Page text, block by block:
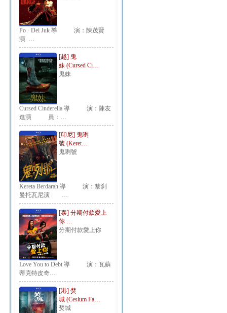
Po · Dei Juk 導 演：陳茂賢
演 …
[越] 鬼
妹 (Cursed Ci…
鬼妹
Cursed Cinderella 導 演：陳友
進演 員：…
[印尼] 鬼咧
號 (Keret…
鬼咧號
Kereta Berdarah 導 演：黎刹
曼托瓦尼演 …
[泰] 分期付款愛上
你 …
分期付款愛上你
Love You to Debt 導 演：瓦蘇
蒂克特皮奇…
[港] 焚
城 (Cesium Fa…
焚城